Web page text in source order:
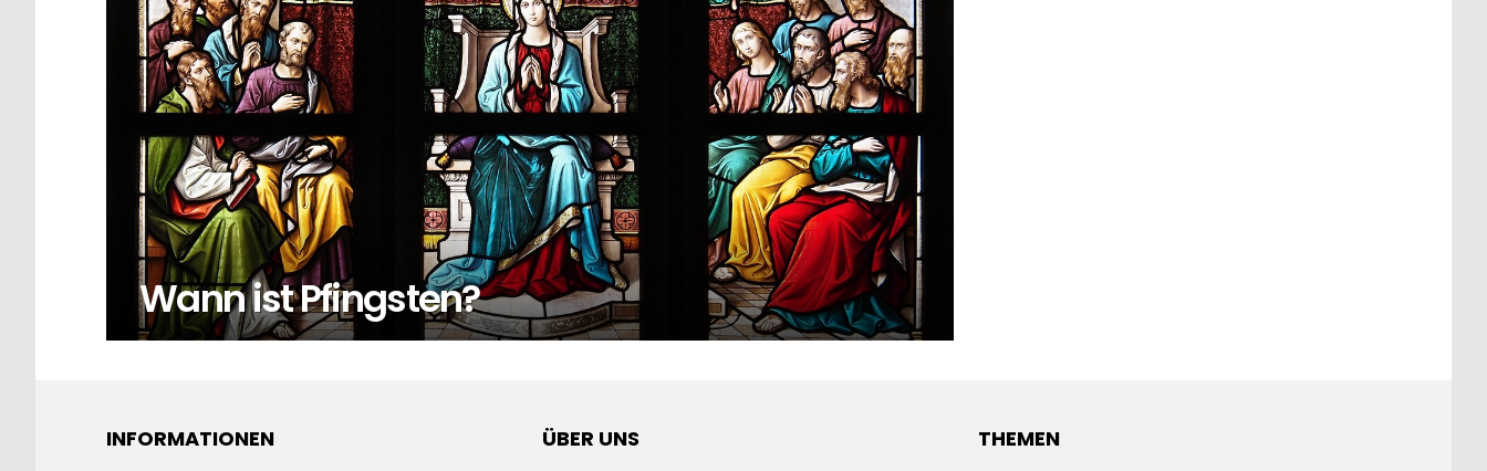
Wann ist Pfingsten?
INFORMATIONEN ÜBER UNS THEMEN